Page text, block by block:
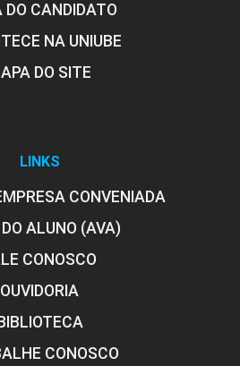
DO CANDIDATO
NA UNIUBE
DO SITE
LINKS
CONVENIADA
ALUNO (AVA)
CONOSCO
OUVIDORIA
BIBLIOTECA
CONOSCO